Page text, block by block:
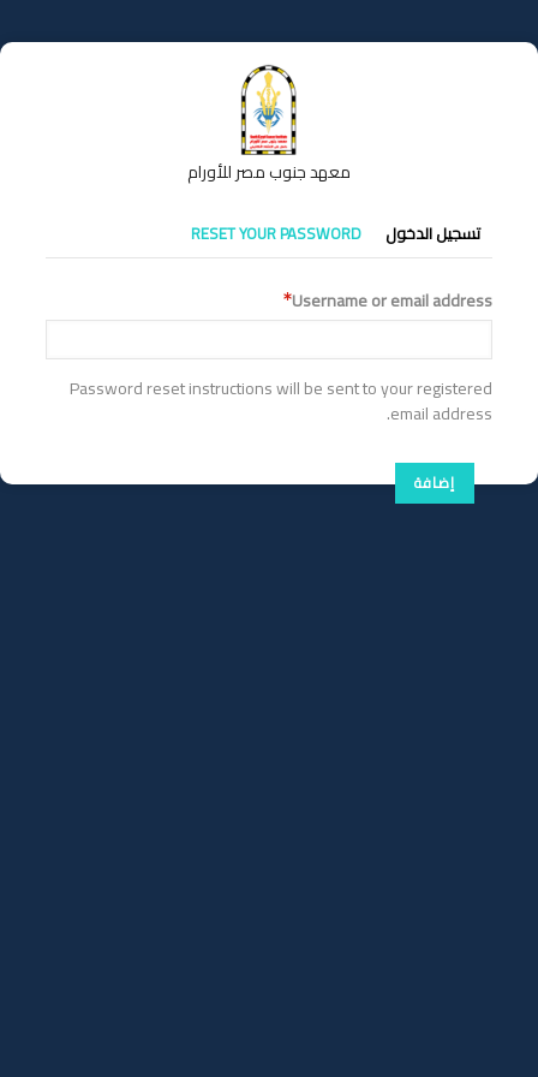
إلى
المحتوى
معهد جنوب مصر للأورام
التبويبات
الأساسية
تسجيل الدخول RESET YOUR PASSWORD
Username or email address
Password reset instructions will be sent to your registered
email address.